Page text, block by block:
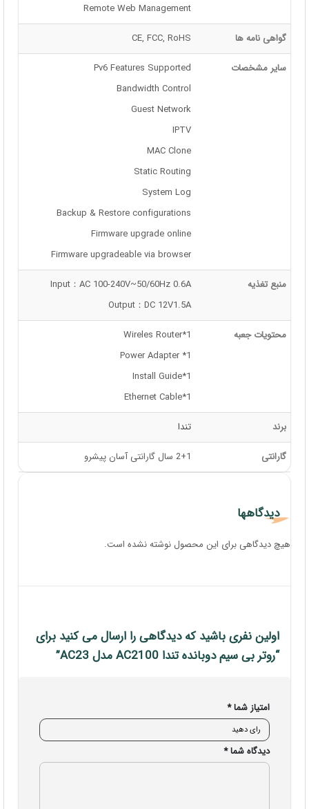
Remote Web Management
گواهی نامه ها CE, FCC, RoHS
سایر مشخصات
Pv6 Features Supported
Bandwidth Control
Guest Network
IPTV
MAC Clone
Static Routing
System Log
Backup & Restore configurations
Firmware upgrade online
Firmware upgradeable via browser
منبع تغذیه
Input：AC 100-240V~50/60Hz 0.6A
Output：DC 12V1.5A
محتویات جعبه
Wireles Router*1
Power Adapter *1
Install Guide*1
Ethernet Cable*1
برند تندا
گارانتی 2+1 سال گارانتی آسان پیشرو
دیدگاهها
هیچ دیدگاهی برای این محصول نوشته نشده است.
اولین نفری باشید که دیدگاهی را ارسال می کنید برای
“روتر بی سیم دوبانده تندا AC2100 مدل AC23”
امتیاز شما*
دیدگاه شما*